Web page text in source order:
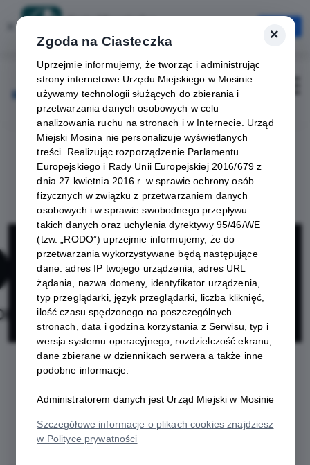
× Szybciej, wygodniej, zawsze pod ręką
Otwórz
Zaloguj
GPDF Grupa
Polski Dom
Finansowy
×
Zgoda na Ciasteczka
Uprzejmie informujemy, że tworząc i administrując
strony internetowe Urzędu Miejskiego w Mosinie
używamy technologii służących do zbierania i
przetwarzania danych osobowych w celu
analizowania ruchu na stronach i w Internecie. Urząd
Miejski Mosina nie personalizuje wyświetlanych
treści. Realizując rozporządzenie Parlamentu
Europejskiego i Rady Unii Europejskiej 2016/679 z
dnia 27 kwietnia 2016 r. w sprawie ochrony osób
fizycznych w związku z przetwarzaniem danych
osobowych i w sprawie swobodnego przepływu
takich danych oraz uchylenia dyrektywy 95/46/WE
(tzw. „RODO”) uprzejmie informujemy, że do
przetwarzania wykorzystywane będą następujące
dane: adres IP twojego urządzenia, adres URL
żądania, nazwa domeny, identyfikator urządzenia,
typ przeglądarki, język przeglądarki, liczba kliknięć,
ilość czasu spędzonego na poszczególnych
stronach, data i godzina korzystania z Serwisu, typ i
wersja systemu operacyjnego, rozdzielczość ekranu,
dane zbierane w dziennikach serwera a także inne
podobne informacje.
Administratorem danych jest Urząd Miejski w Mosinie
Szczegółowe informacje o plikach cookies znajdziesz
w Polityce prywatności